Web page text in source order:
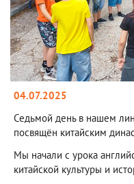
04.07.2025
Седьмой день в нашем
посвящён китайским
Мы начали с урока
китайской культуры и